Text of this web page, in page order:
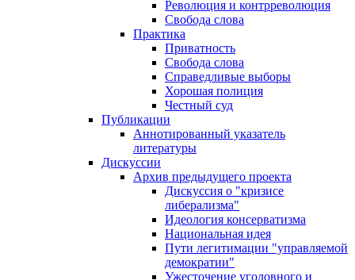
Революция и контрреволюция
Свобода слова
Практика
Приватность
Свобода слова
Справедливые выборы
Хорошая полиция
Честный суд
Публикации
Аннотированный указатель
литературы
Дискуссии
Архив предыдущего проекта
Дискуссия о "кризисе
либерализма"
Идеология консерватизма
Национальная идея
Пути легитимации "управляемой
демократии"
Ужесточение уголовного и